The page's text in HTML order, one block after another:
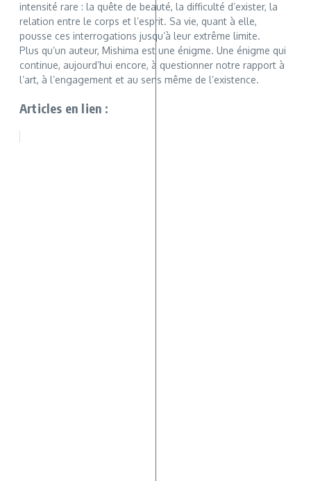
intensité rare : la quête de beauté, la difficulté d’exister, la
relation entre le corps et l’esprit. Sa vie, quant à elle,
pousse ces interrogations jusqu’à leur extrême limite.
Plus qu’un auteur, Mishima est une énigme. Une énigme qui
continue, aujourd’hui encore, à questionner notre rapport à
l’art, à l’engagement et au sens même de l’existence.
Articles en lien :